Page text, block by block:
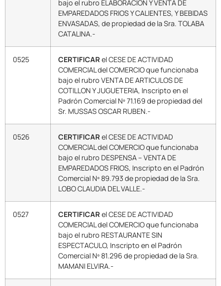
bajo el rubro ELABORACION Y VENTA DE
EMPAREDADOS FRIOS Y CALIENTES, Y BEBIDAS
ENVASADAS, de propiedad de la Sra. TOLABA
CATALINA.-
0525 CERTIFICAR el CESE DE ACTIVIDAD
COMERCIAL del COMERCIO que funcionaba
bajo el rubro VENTA DE ARTICULOS DE
COTILLON Y JUGUETERIA, Inscripto en el
Padrón Comercial Nº 71.169 de propiedad del
Sr. MUSSAS OSCAR RUBEN.-
0526 CERTIFICAR el CESE DE ACTIVIDAD
COMERCIAL del COMERCIO que funcionaba
bajo el rubro DESPENSA – VENTA DE
EMPAREDADOS FRIOS, Inscripto en el Padrón
Comercial Nº 89.793 de propiedad de la Sra.
LOBO CLAUDIA DEL VALLE.-
0527 CERTIFICAR el CESE DE ACTIVIDAD
COMERCIAL del COMERCIO que funcionaba
bajo el rubro RESTAURANTE SIN
ESPECTACULO, Inscripto en el Padrón
Comercial Nº 81.296 de propiedad de la Sra.
MAMANI ELVIRA.-